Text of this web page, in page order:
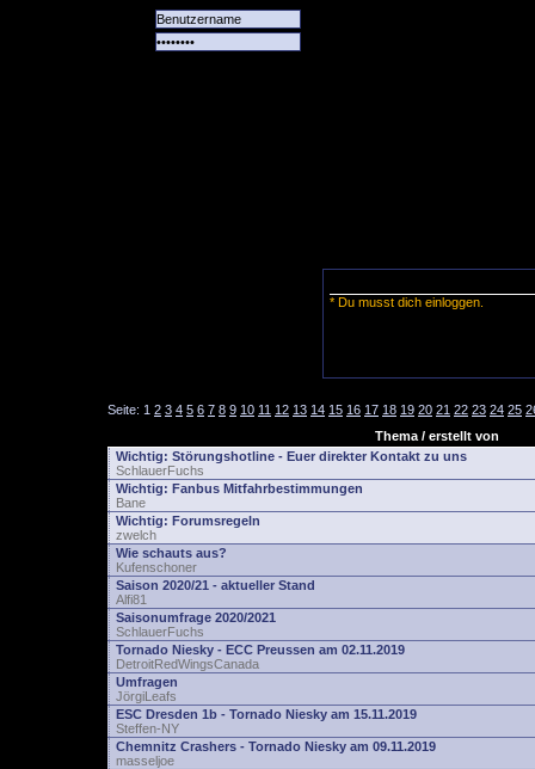
* Du musst dich einloggen.
Seite: 1 2 3 4 5 6 7 8 9 10 11 12 13 14 15 16 17 18 19 20 21 22 23 24 25
Thema / erstellt von
Wichtig: Störungshotline - Euer direkter Kontakt zu uns
SchlauerFuchs
Wichtig: Fanbus Mitfahrbestimmungen
Bane
Wichtig: Forumsregeln
zwelch
Wie schauts aus?
Kufenschoner
Saison 2020/21 - aktueller Stand
Alfi81
Saisonumfrage 2020/2021
SchlauerFuchs
Tornado Niesky - ECC Preussen am 02.11.2019
DetroitRedWingsCanada
Umfragen
JörgiLeafs
ESC Dresden 1b - Tornado Niesky am 15.11.2019
Steffen-NY
Chemnitz Crashers - Tornado Niesky am 09.11.2019
masseljoe